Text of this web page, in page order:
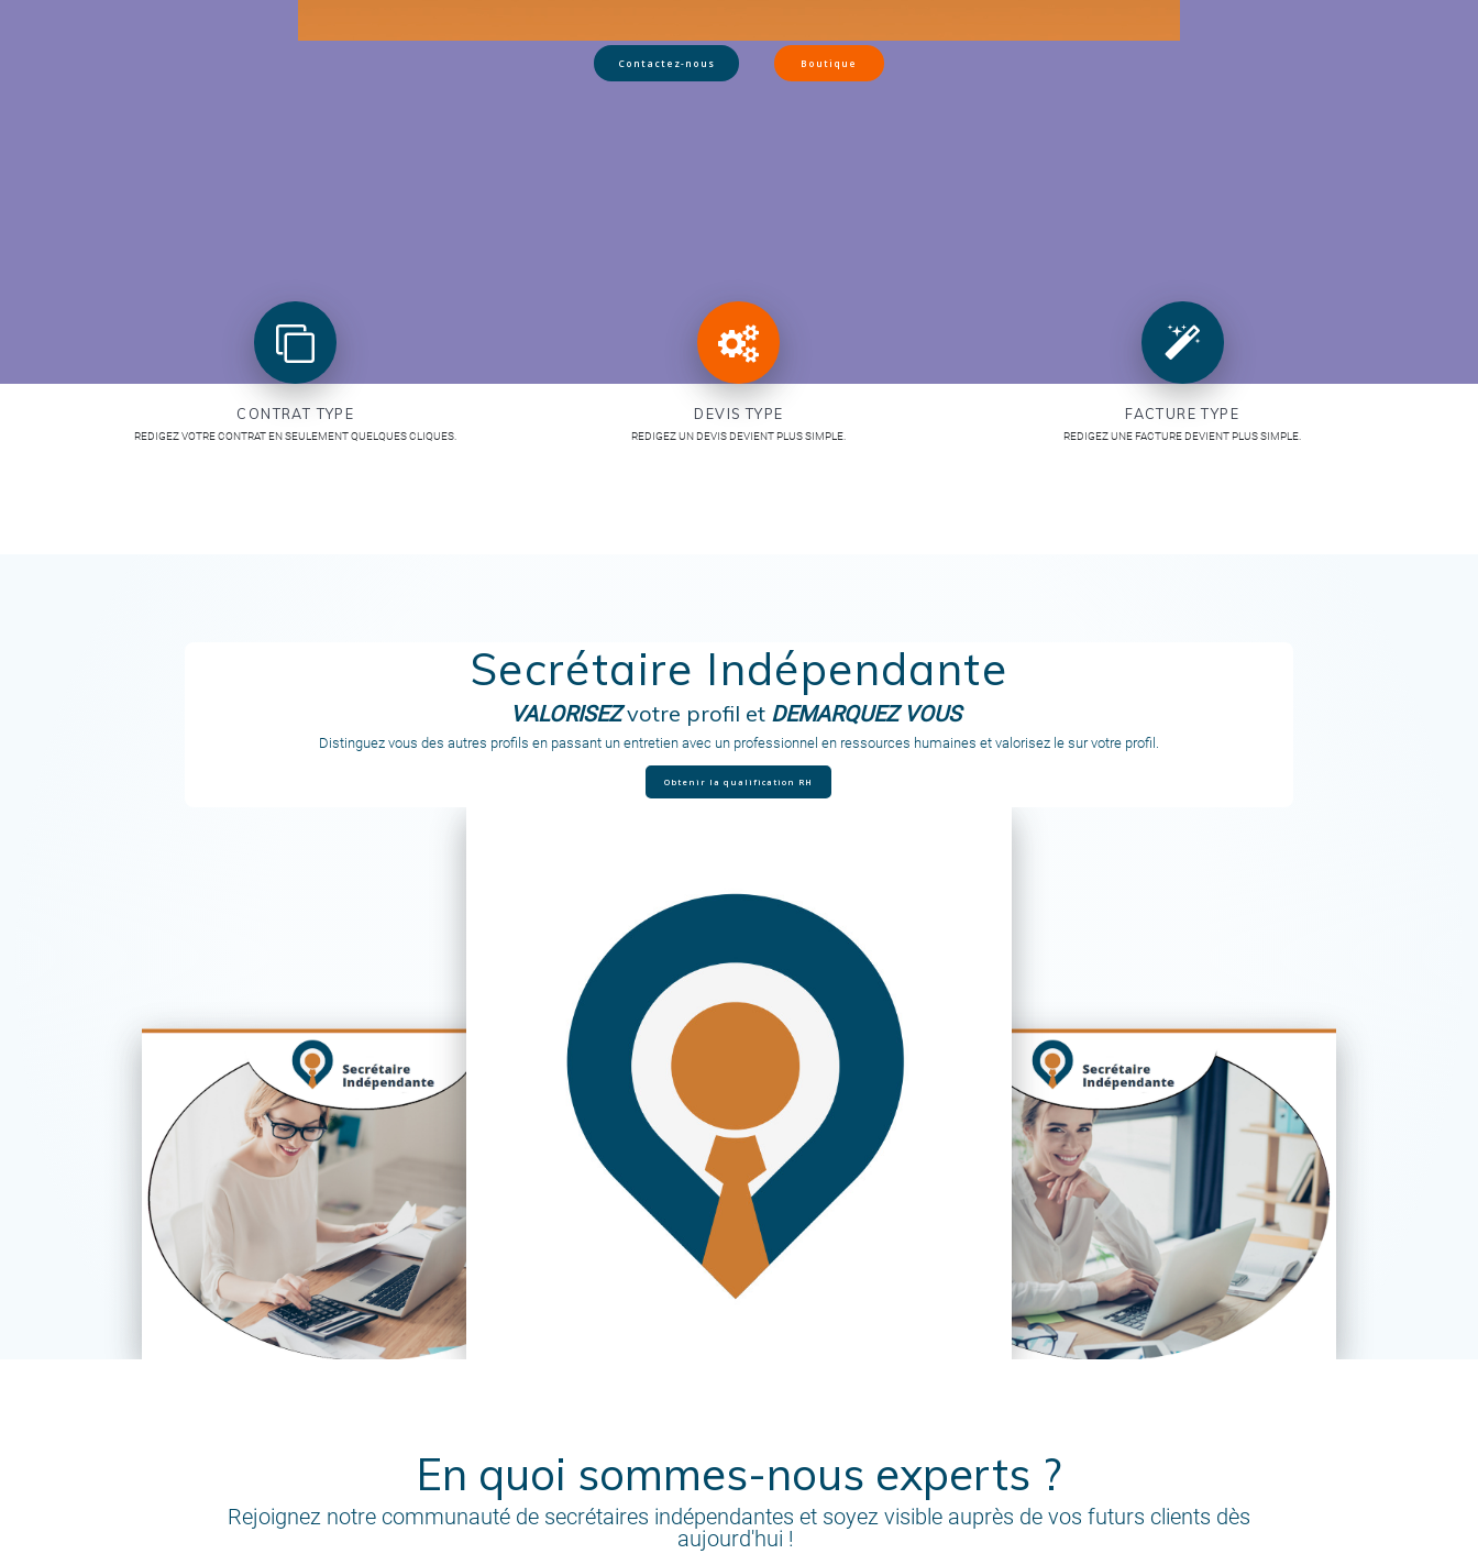
Contactez-nous Boutique
CONTRAT TYPE
REDIGEZ VOTRE CONTRAT EN SEULEMENT QUELQUES CLIQUES.
DEVIS TYPE
REDIGEZ UN DEVIS DEVIENT PLUS SIMPLE.
FACTURE TYPE
REDIGEZ UNE FACTURE DEVIENT PLUS SIMPLE.
Secrétaire Indépendante
VALORISEZvotre profil et DEMARQUEZ VOUS
Distinguez vous des autres profils en passant un entretien avec un professionnel en ressources humaines et valorisez le sur votre profil.
Obtenir la qualification RH
En quoi sommes-nous experts ?
Rejoignez notre communauté de secrétaires indépendantes et soyez visible auprès de vos futurs clients dès
aujourd'hui !